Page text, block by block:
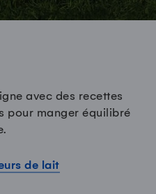
avec des recettes
pour manger équilibré
de lait